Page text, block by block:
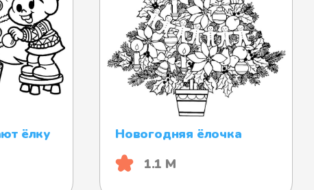
ёлку
Новогодняя ёлочка
1.1 М